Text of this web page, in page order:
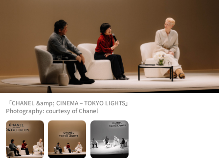
Photography: courtesy of Chanel
「CHANEL &amp; CINEMA – TOKYO LIGHTS」